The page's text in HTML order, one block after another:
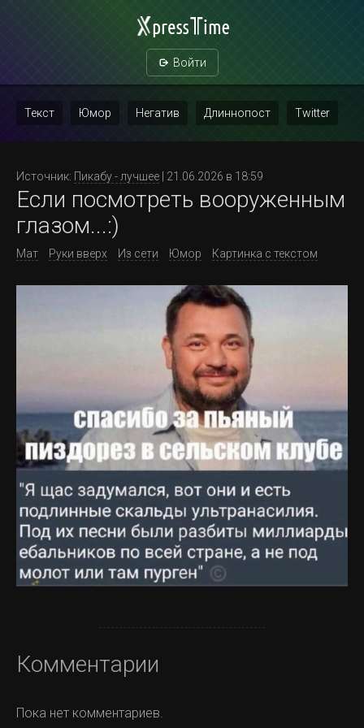
Войти
Текст Юмор Негатив Длиннопост Twitter
Повтор
Источник: Пикабу - лучшее | 21.06.2026 в 18:59
Если посмотреть вооруженным
глазом...:)
Мат Руки вверх Из сети Юмор Картинка с текстом
Комментарии
Пока нет комментариев.